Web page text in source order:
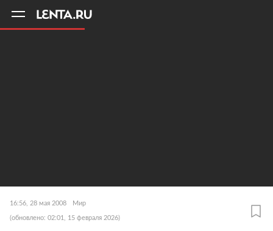
16:56, 28 мая 2008 Мир
(обновлено: 02:01, 15 февраля 2026)